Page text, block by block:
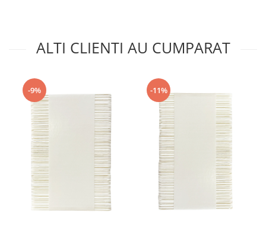
ALTI CLIENTI AU CUMPARAT
-9% -11%